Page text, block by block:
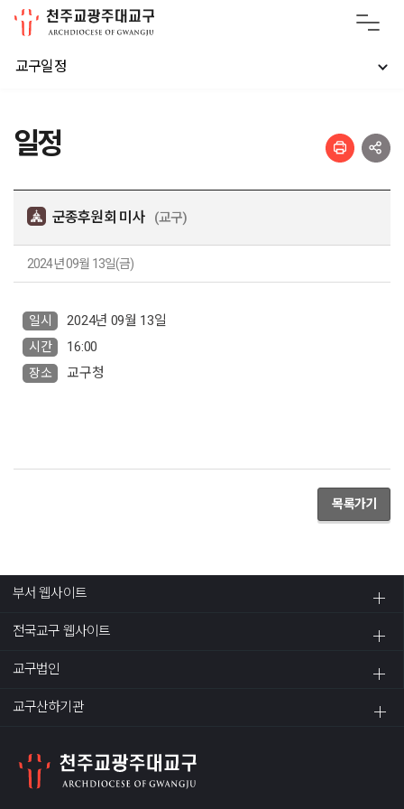
교구일정
일정
군종후원회 미사 (교구)
2024년 09월 13일(금)
일시 2024년 09월 13일
시간 16:00
장소 교구청
목록가기
부서 웹사이트
전국교구 웹사이트
교구법인
교구산하기관